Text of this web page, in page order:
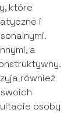
które
i
a
również
osoby